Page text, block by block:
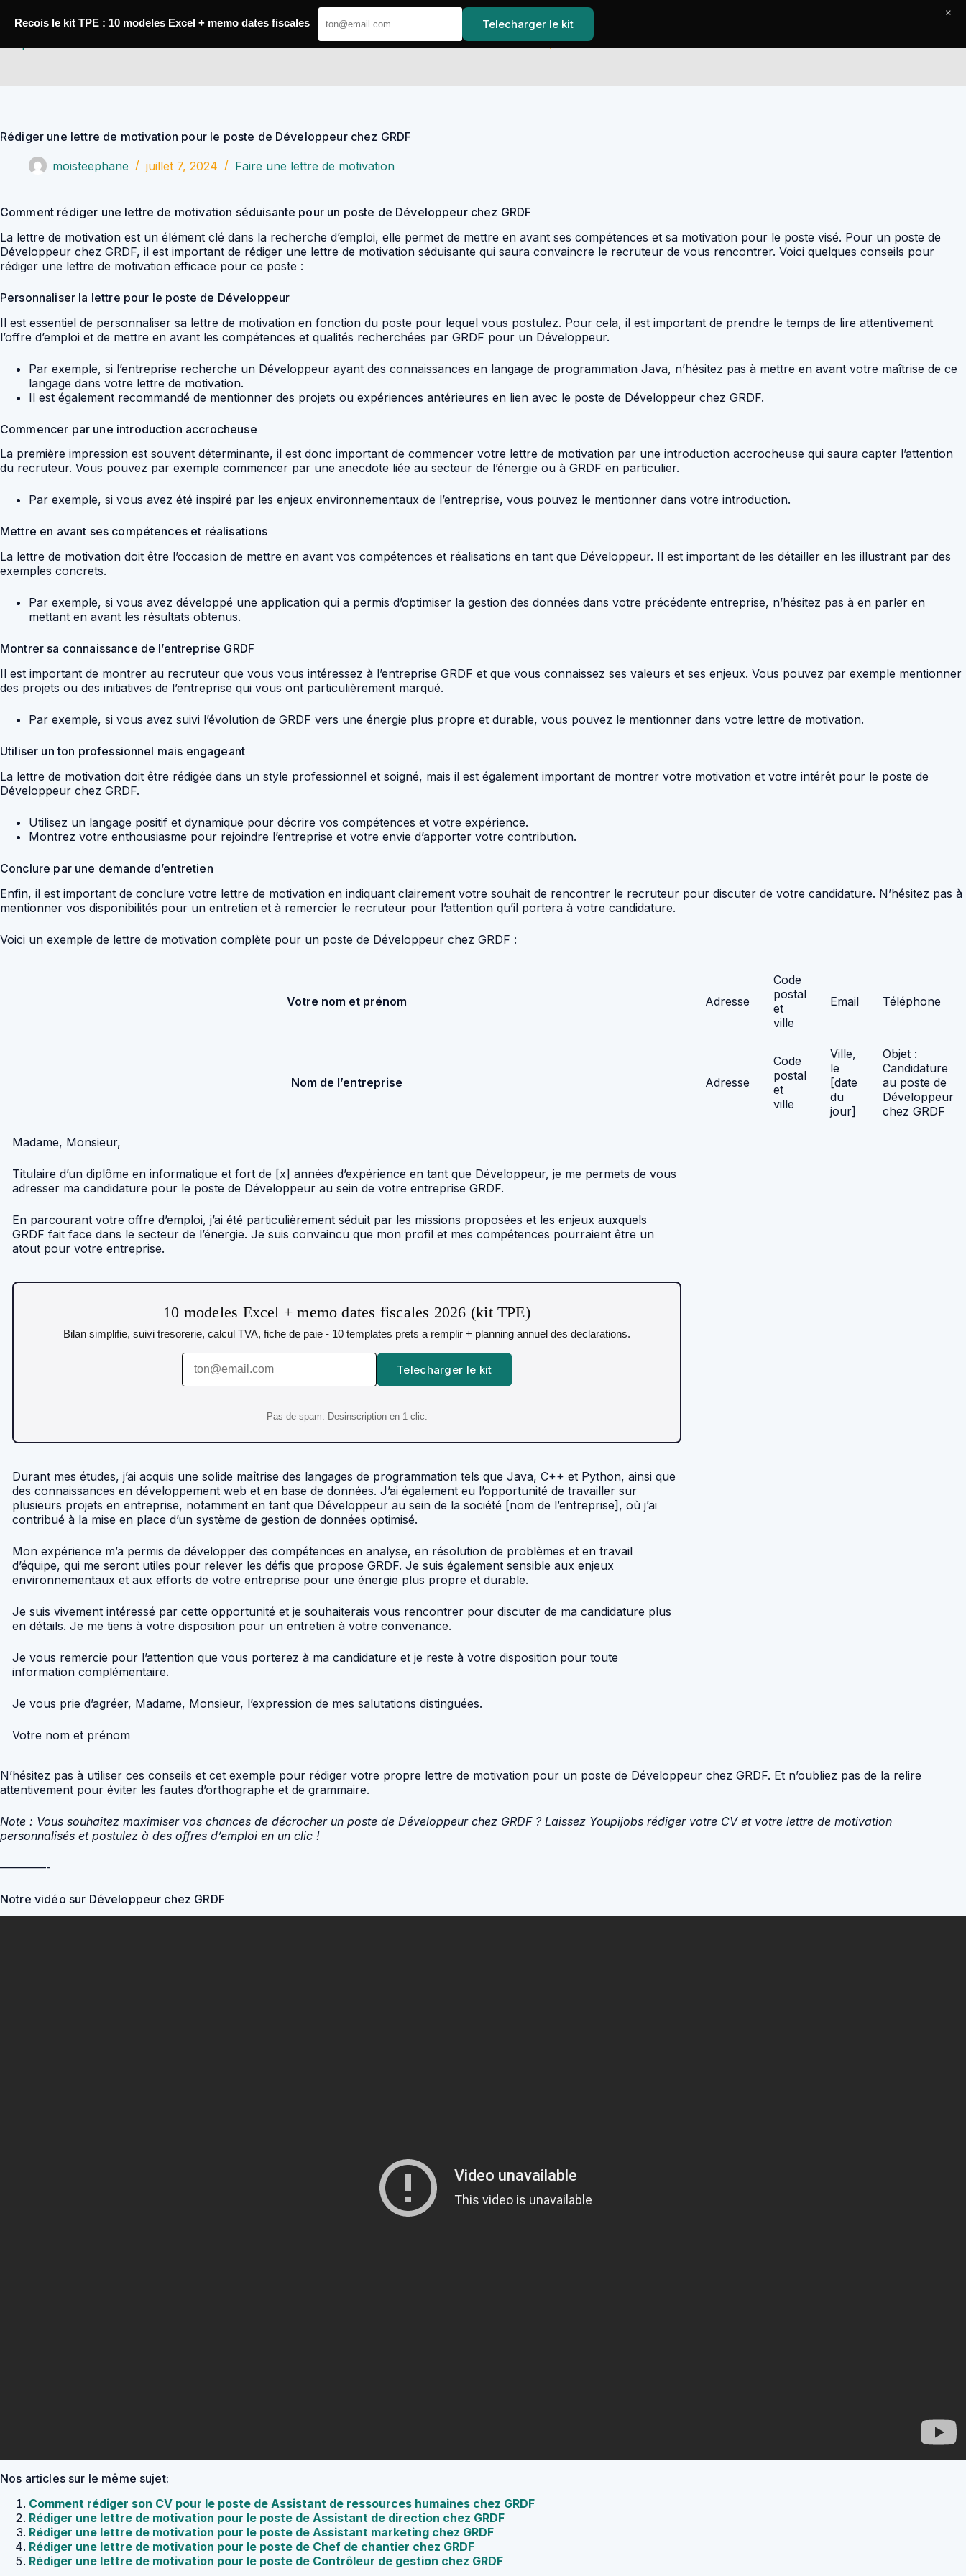
Rédiger une lettre de motivation pour le poste de Développeur chez GRDF
moisteephane juillet 7, 2024 Faire une lettre de motivation
Comment rédiger une lettre de motivation séduisante pour un poste de Développeur chez GRDF
La lettre de motivation est un élément clé dans la recherche d’emploi, elle permet de mettre en avant ses compétences et sa motivation pour le poste visé. Pour un poste de
Développeur chez GRDF, il est important de rédiger une lettre de motivation séduisante qui saura convaincre le recruteur de vous rencontrer. Voici quelques conseils pour
rédiger une lettre de motivation efficace pour ce poste :
Personnaliser la lettre pour le poste de Développeur
Il est essentiel de personnaliser sa lettre de motivation en fonction du poste pour lequel vous postulez. Pour cela, il est important de prendre le temps de lire attentivement
l’offre d’emploi et de mettre en avant les compétences et qualités recherchées par GRDF pour un Développeur.
Par exemple, si l’entreprise recherche un Développeur ayant des connaissances en langage de programmation Java, n’hésitez pas à mettre en avant votre maîtrise de ce
langage dans votre lettre de motivation.
Il est également recommandé de mentionner des projets ou expériences antérieures en lien avec le poste de Développeur chez GRDF.
Commencer par une introduction accrocheuse
La première impression est souvent déterminante, il est donc important de commencer votre lettre de motivation par une introduction accrocheuse qui saura capter l’attention
du recruteur. Vous pouvez par exemple commencer par une anecdote liée au secteur de l’énergie ou à GRDF en particulier.
Par exemple, si vous avez été inspiré par les enjeux environnementaux de l’entreprise, vous pouvez le mentionner dans votre introduction.
Mettre en avant ses compétences et réalisations
La lettre de motivation doit être l’occasion de mettre en avant vos compétences et réalisations en tant que Développeur. Il est important de les détailler en les illustrant par des
exemples concrets.
Par exemple, si vous avez développé une application qui a permis d’optimiser la gestion des données dans votre précédente entreprise, n’hésitez pas à en parler en
mettant en avant les résultats obtenus.
Montrer sa connaissance de l’entreprise GRDF
Il est important de montrer au recruteur que vous vous intéressez à l’entreprise GRDF et que vous connaissez ses valeurs et ses enjeux. Vous pouvez par exemple mentionner
des projets ou des initiatives de l’entreprise qui vous ont particulièrement marqué.
Par exemple, si vous avez suivi l’évolution de GRDF vers une énergie plus propre et durable, vous pouvez le mentionner dans votre lettre de motivation.
Utiliser un ton professionnel mais engageant
La lettre de motivation doit être rédigée dans un style professionnel et soigné, mais il est également important de montrer votre motivation et votre intérêt pour le poste de
Développeur chez GRDF.
Utilisez un langage positif et dynamique pour décrire vos compétences et votre expérience.
Montrez votre enthousiasme pour rejoindre l’entreprise et votre envie d’apporter votre contribution.
Conclure par une demande d’entretien
Enfin, il est important de conclure votre lettre de motivation en indiquant clairement votre souhait de rencontrer le recruteur pour discuter de votre candidature. N’hésitez pas à
mentionner vos disponibilités pour un entretien et à remercier le recruteur pour l’attention qu’il portera à votre candidature.
Voici un exemple de lettre de motivation complète pour un poste de Développeur chez GRDF :
Votre nom et prénom Adresse
Code
postal
et
ville
Email Téléphone
Nom de l’entreprise Adresse
Code
postal
et
ville
Ville,
le
[date
du
jour]
Objet :
Candidature
au poste de
Développeur
chez GRDF
Madame, Monsieur,
Titulaire d’un diplôme en informatique et fort de [x] années d’expérience en tant que Développeur, je me permets de vous
adresser ma candidature pour le poste de Développeur au sein de votre entreprise GRDF.
En parcourant votre offre d’emploi, j’ai été particulièrement séduit par les missions proposées et les enjeux auxquels
GRDF fait face dans le secteur de l’énergie. Je suis convaincu que mon profil et mes compétences pourraient être un
atout pour votre entreprise.
10 modeles Excel + memo dates fiscales 2026 (kit TPE)
Bilan simplifie, suivi tresorerie, calcul TVA, fiche de paie - 10 templates prets a remplir + planning annuel des declarations.
Telecharger le kit
Pas de spam. Desinscription en 1 clic.
Durant mes études, j’ai acquis une solide maîtrise des langages de programmation tels que Java, C++ et Python, ainsi que
des connaissances en développement web et en base de données. J’ai également eu l’opportunité de travailler sur
plusieurs projets en entreprise, notamment en tant que Développeur au sein de la société [nom de l’entreprise], où j’ai
contribué à la mise en place d’un système de gestion de données optimisé.
Mon expérience m’a permis de développer des compétences en analyse, en résolution de problèmes et en travail
d’équipe, qui me seront utiles pour relever les défis que propose GRDF. Je suis également sensible aux enjeux
environnementaux et aux efforts de votre entreprise pour une énergie plus propre et durable.
Je suis vivement intéressé par cette opportunité et je souhaiterais vous rencontrer pour discuter de ma candidature plus
en détails. Je me tiens à votre disposition pour un entretien à votre convenance.
Je vous remercie pour l’attention que vous porterez à ma candidature et je reste à votre disposition pour toute
information complémentaire.
Je vous prie d’agréer, Madame, Monsieur, l’expression de mes salutations distinguées.
Votre nom et prénom
N’hésitez pas à utiliser ces conseils et cet exemple pour rédiger votre propre lettre de motivation pour un poste de Développeur chez GRDF. Et n’oubliez pas de la relire
attentivement pour éviter les fautes d’orthographe et de grammaire.
Note : Vous souhaitez maximiser vos chances de décrocher un poste de Développeur chez GRDF ? Laissez Youpijobs rédiger votre CV et votre lettre de motivation
personnalisés et postulez à des offres d’emploi en un clic !
————-
Notre vidéo sur Développeur chez GRDF
Nos articles sur le même sujet:
Comment rédiger son CV pour le poste de Assistant de ressources humaines chez GRDF
Rédiger une lettre de motivation pour le poste de Assistant de direction chez GRDF
Rédiger une lettre de motivation pour le poste de Assistant marketing chez GRDF
Rédiger une lettre de motivation pour le poste de Chef de chantier chez GRDF
Rédiger une lettre de motivation pour le poste de Contrôleur de gestion chez GRDF
Recois le kit TPE : 10 modeles Excel + memo dates fiscales Telecharger le kit
×